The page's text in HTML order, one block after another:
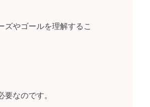
ズやゴールを理解するこ
なのです。